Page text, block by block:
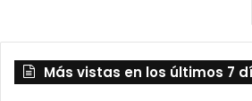
Más vistas en los últimos 7